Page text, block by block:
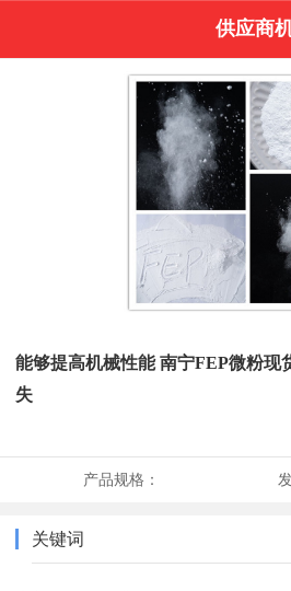
供应商
能够提高机械性能 南宁FEP微粉现
失
产品规格：
关键词